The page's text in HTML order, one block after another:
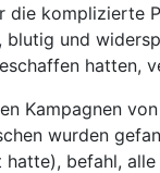
und
hatten,
Kampagnen
wurden
befahl,